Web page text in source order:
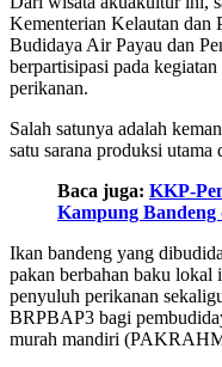
Kementerian Kelautan dan
Budidaya Air Payau dan
berpartisipasi pada
perikanan.
Salah satunya adalah
satu sarana produksi utama
Baca juga: KKP-
Kampung Bandeng
Ikan bandeng yang
pakan berbahan baku lokal
penyuluh perikanan
BRPBAP3 bagi
murah mandiri